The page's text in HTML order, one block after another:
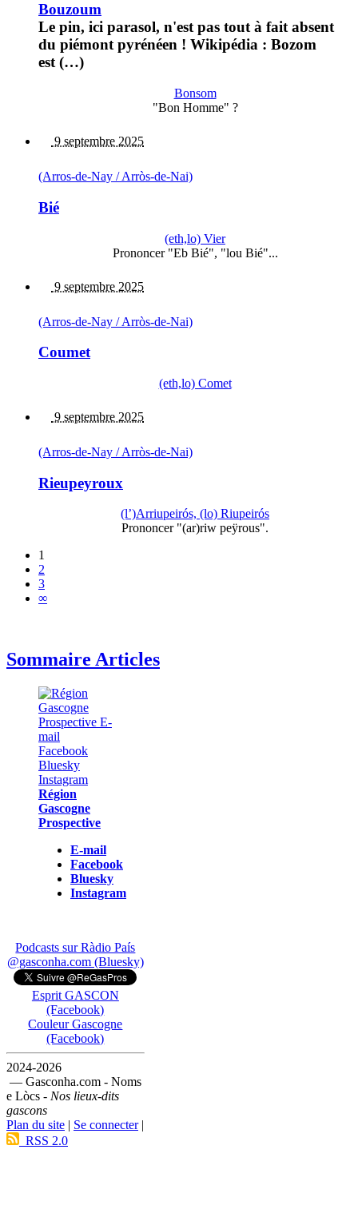
Bouzoum
Le pin, ici parasol, n'est pas tout à fait absent
du piémont pyrénéen ! Wikipédia : Bozom
est (…)
Bonsom
"Bon Homme" ?
9 septembre 2025
(Arros-de-Nay / Arròs-de-Nai)
Bié
(eth,lo) Vier
Prononcer "Eb Bié", "lou Bié"...
9 septembre 2025
(Arros-de-Nay / Arròs-de-Nai)
Coumet
(eth,lo) Comet
9 septembre 2025
(Arros-de-Nay / Arròs-de-Nai)
Rieupeyroux
(l’)Arriupeirós, (lo) Riupeirós
Prononcer "(ar)riw peÿrous".
1
2
3
∞
Sommaire Articles
Région
Gascogne
Prospective
E-mail
Facebook
Bluesky
Instagram
Podcasts sur Ràdio País
@gasconha.com (Bluesky)
Esprit GASCON
(Facebook)
Couleur Gascogne
(Facebook)
2024-2026
— Gasconha.com - Noms
e Lòcs - Nos lieux-dits
gascons
Plan du site | Se connecter|
RSS 2.0